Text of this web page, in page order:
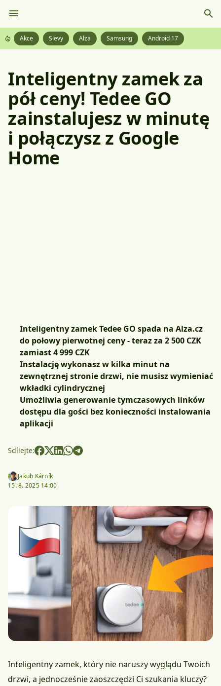
Akce Slevy Alza Samsung Android 17
Inteligentny zamek za
pół ceny! Tedee GO
zainstalujesz w minutę
i połączysz z Google
Home
Inteligentny zamek Tedee GO spada na Alza.cz
do połowy pierwotnej ceny - teraz za 2 500 CZK
zamiast 4 999 CZK
Instalację wykonasz w kilka minut na
zewnętrznej stronie drzwi, nie musisz wymieniać
wkładki cylindrycznej
Umożliwia generowanie tymczasowych linków
dostępu dla gości bez konieczności instalowania
aplikacji
Sdílejte:
Jakub Kárník
15. 8. 2025 14:00
Inteligentny zamek, który nie naruszy wyglądu Twoich
drzwi, a jednocześnie zaoszczędzi Ci szukania kluczy?